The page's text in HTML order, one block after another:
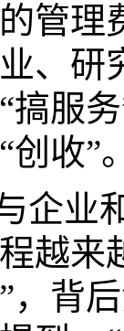
管理
、研
搞服
收”。
企业
越来
，背